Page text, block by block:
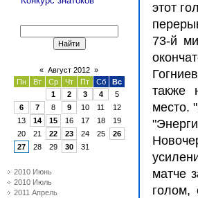
« Август 2012 »
Пн
Вт Ср Чт Пт Сб
Вс
1
2 3 4
5
6
7 8 9 10 11
12
13
14 15 16 17 18
19
20
21 22 23 24 25
26
27
28 29 30 31
2010 Июнь
2010 Июль
2011 Апрель
этот
73-й
также
место.
матче
голом,